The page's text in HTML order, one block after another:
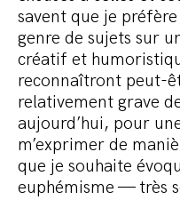
savent que je
genre de sujets sur
créatif et
reconnaîtront peut-
relativement grave
aujourd’hui, pour
m’exprimer de
que je souhaite
euphémisme — très